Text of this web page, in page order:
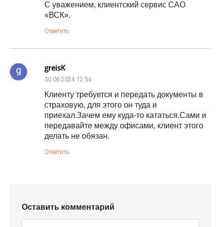
С уважением, клиентский сервис САО
«ВСК».
Ответить
greisK
30.06.2024 12:54
Клиенту требуется и передать документы в
страховую, для этого он туда и
приехал.Зачем ему куда-то кататься.Сами и
передавайте между офисами, клиент этого
делать не обязан.
Ответить
Оставить комментарий